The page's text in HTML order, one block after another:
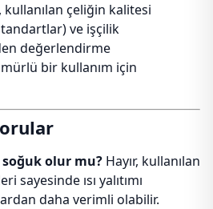
çeliğin kalitesi
ve işçilik
değerlendirme
bir kullanım için
soğuk olur mu? Hayır, kullanılan
sayesinde ısı yalıtımı
daha verimli olabilir.